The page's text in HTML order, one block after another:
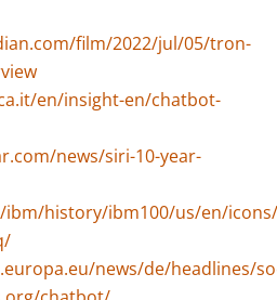
film/2022/jul/05/tron-
en/insight-en/chatbot-
news/siri-10-year-
ibm/history/ibm100/us/en/
news/de/headlines/